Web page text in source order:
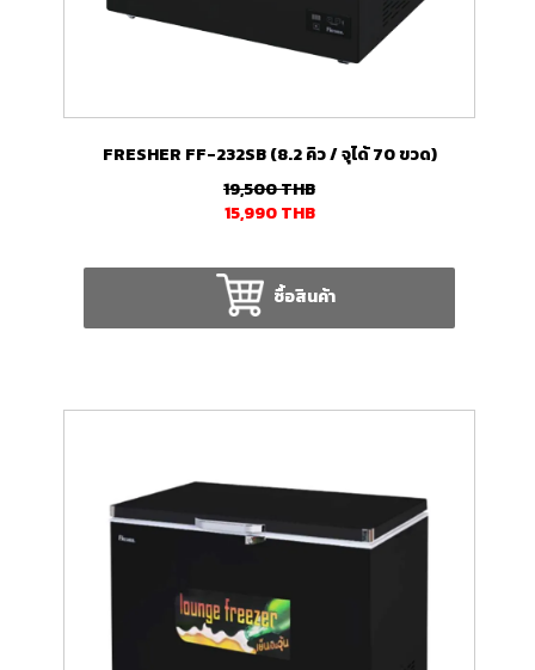
FRESHER FF-232SB (8.2 คิว / จุได้ 70 ขวด)
19,500THB
15,990THB
ซื้อสินค้า